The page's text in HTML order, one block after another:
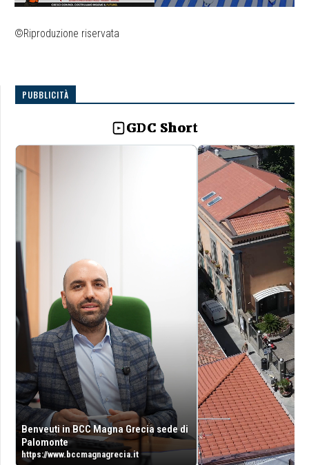
©Riproduzione riservata
PUBBLICITÀ
GDC Short
Benveuti in BCC Magna Grecia sede di
Palomonte
https://www.bccmagnagrecia.it